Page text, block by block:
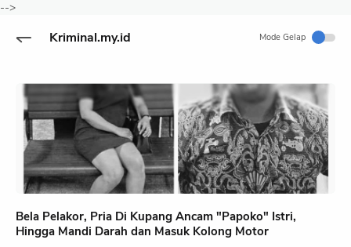
-->
Kriminal.my.id Mode Gelap
Bela Pelakor, Pria Di Kupang Ancam "Papoko" Istri,
Hingga Mandi Darah dan Masuk Kolong Motor